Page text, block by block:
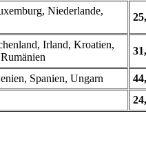
Niederlande,
Irland, Kroatien,
Spanien, Ungarn